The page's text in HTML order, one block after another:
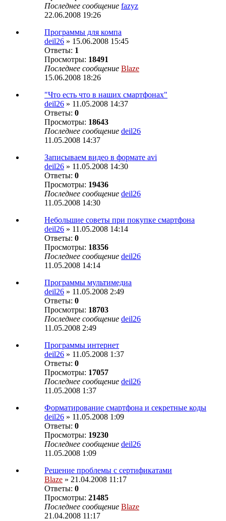
Последнее сообщение fazyz
22.06.2008 19:26
Программы для компа
deil26 » 15.06.2008 15:45
Ответы: 1
Просмотры: 18491
Последнее сообщение Blaze
15.06.2008 18:26
"Что есть что в наших смартфонах"
deil26 » 11.05.2008 14:37
Ответы: 0
Просмотры: 18643
Последнее сообщение deil26
11.05.2008 14:37
Записываем видео в формате avi
deil26 » 11.05.2008 14:30
Ответы: 0
Просмотры: 19436
Последнее сообщение deil26
11.05.2008 14:30
Небольшие советы при покупке смартфона
deil26 » 11.05.2008 14:14
Ответы: 0
Просмотры: 18356
Последнее сообщение deil26
11.05.2008 14:14
Программы мультимедиа
deil26 » 11.05.2008 2:49
Ответы: 0
Просмотры: 18703
Последнее сообщение deil26
11.05.2008 2:49
Программы интернет
deil26 » 11.05.2008 1:37
Ответы: 0
Просмотры: 17057
Последнее сообщение deil26
11.05.2008 1:37
Форматирование смартфона и секретные коды
deil26 » 11.05.2008 1:09
Ответы: 0
Просмотры: 19230
Последнее сообщение deil26
11.05.2008 1:09
Решение проблемы с сертификатами
Blaze » 21.04.2008 11:17
Ответы: 0
Просмотры: 21485
Последнее сообщение Blaze
21.04.2008 11:17